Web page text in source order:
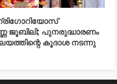
ജൂബിലി; പുനരുദ്ധാരണം
കൂദാശ നടന്നു